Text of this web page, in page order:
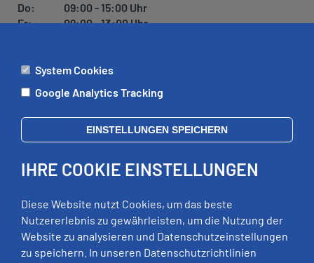
Do:
09:00 - 15:00 Uhr
Fr:
09:00 - 13:00 Uhr
ÄMTER
Di:
09:00 - 12:00 Uhr, 13:00 - 18:00 Uhr
Mi:
geschlossen
Fr:
09:00 - 12:00 Uhr
RECHTLICHES
System Cookies
Google Analytics Tracking
EINSTELLUNGEN SPEICHERN
IHRE COOKIE EINSTELLUNGEN
Diese Website nutzt Cookies, um das beste
Nutzererlebnis zu gewährleisten, um die Nutzung der
Website zu analysieren und Datenschutzeinstellungen
zu speichern. In unseren Datenschutzrichtlinien